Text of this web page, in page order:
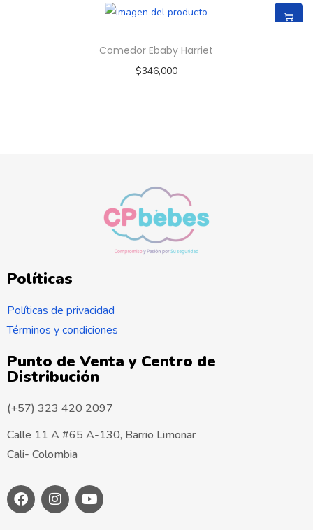
Comedor Ebaby Harriet
$346,000
Políticas
Políticas de privacidad
Términos y condiciones
Punto de Venta y Centro de
Distribución
(+57) 323 420 2097
Calle 11 A #65 A-130, Barrio Limonar
Cali- Colombia